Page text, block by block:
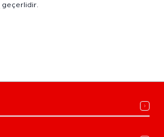
geçerlidir.